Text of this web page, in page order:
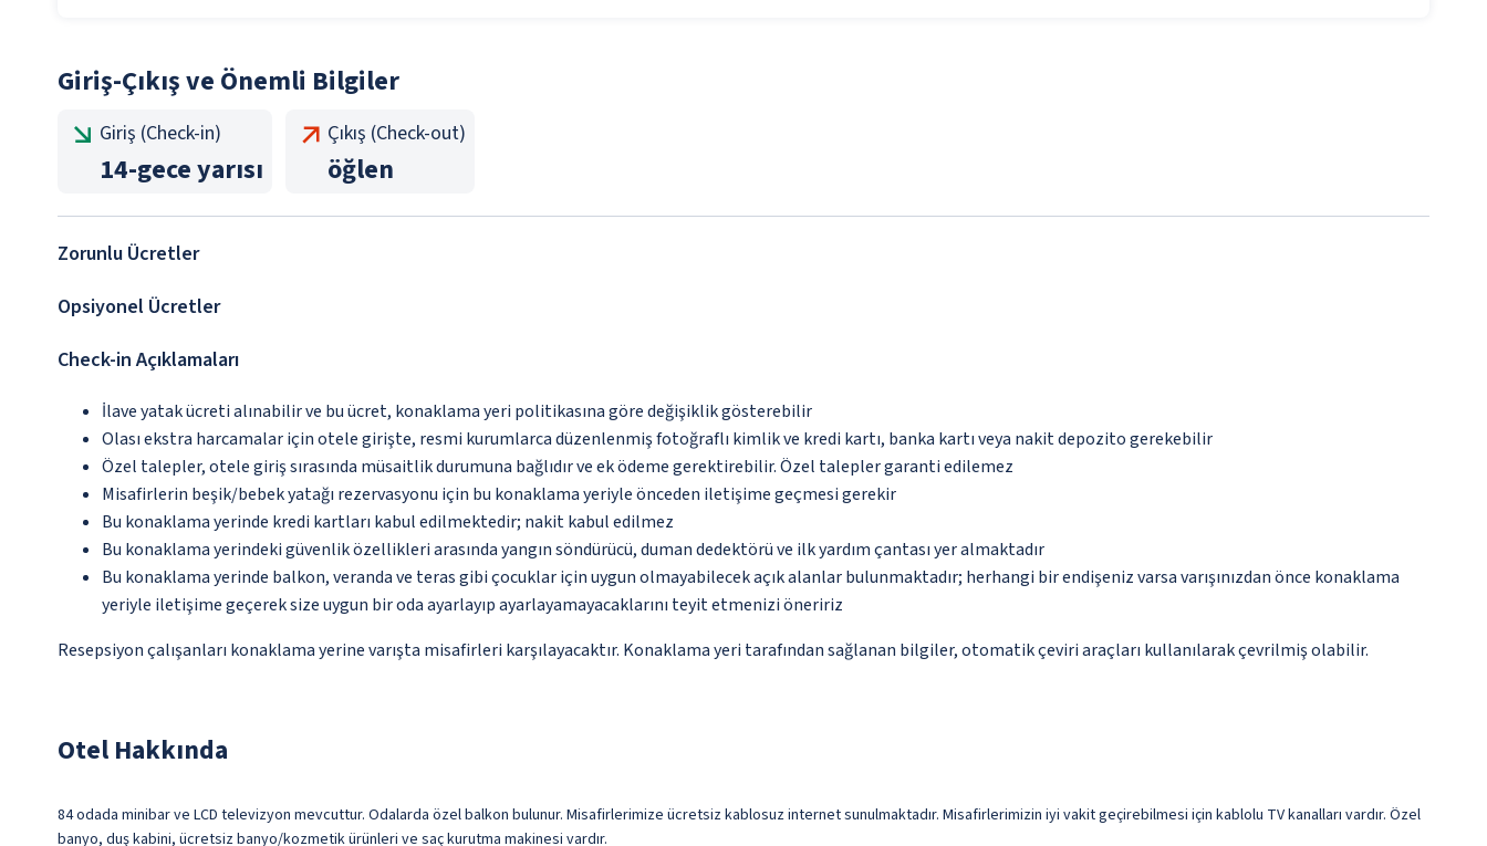
Giriş-Çıkış ve Önemli Bilgiler
Giriş (Check-in)
14-gece yarısı
Çıkış (Check-out)
öğlen
Zorunlu Ücretler
Opsiyonel Ücretler
Check-in Açıklamaları
İlave yatak ücreti alınabilir ve bu ücret, konaklama yeri politikasına göre değişiklik gösterebilir
Olası ekstra harcamalar için otele girişte, resmi kurumlarca düzenlenmiş fotoğraflı kimlik ve kredi kartı, banka kartı veya nakit depozito gerekebilir
Özel talepler, otele giriş sırasında müsaitlik durumuna bağlıdır ve ek ödeme gerektirebilir. Özel talepler garanti edilemez
Misafirlerin beşik/bebek yatağı rezervasyonu için bu konaklama yeriyle önceden iletişime geçmesi gerekir
Bu konaklama yerinde kredi kartları kabul edilmektedir; nakit kabul edilmez
Bu konaklama yerindeki güvenlik özellikleri arasında yangın söndürücü, duman dedektörü ve ilk yardım çantası yer almaktadır
Bu konaklama yerinde balkon, veranda ve teras gibi çocuklar için uygun olmayabilecek açık alanlar bulunmaktadır; herhangi bir endişeniz varsa varışınızdan önce konaklama
yeriyle iletişime geçerek size uygun bir oda ayarlayıp ayarlayamayacaklarını teyit etmenizi öneririz
Resepsiyon çalışanları konaklama yerine varışta misafirleri karşılayacaktır. Konaklama yeri tarafından sağlanan bilgiler, otomatik çeviri araçları kullanılarak çevrilmiş olabilir.
Otel Hakkında
84 odada minibar ve LCD televizyon mevcuttur. Odalarda özel balkon bulunur. Misafirlerimize ücretsiz kablosuz internet sunulmaktadır. Misafirlerimizin iyi vakit geçirebilmesi için kablolu TV kanalları vardır. Özel
banyo, duş kabini, ücretsiz banyo/kozmetik ürünleri ve saç kurutma makinesi vardır.